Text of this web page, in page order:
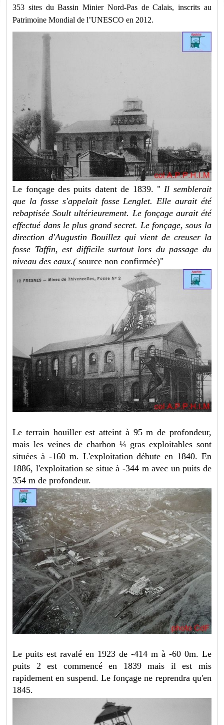
353 sites du Bassin Minier Nord-Pas de Calais, inscrits au
Patrimoine Mondial de l’UNESCO en 2012.
Le fonçage des puits datent de 1839. " Il semblerait
que la fosse s'appelait fosse Lenglet. Elle aurait été
rebaptisée Soult ultérieurement. Le fonçage aurait été
effectué dans le plus grand secret. Le fonçage, sous la
direction d'Augustin Bouillez qui vient de creuser la
fosse Taffin, est difficile surtout lors du passage du
niveau des eaux.(source non confirmée)"
Le terrain houiller est atteint à 95 m de profondeur,
mais les veines de charbon ¼ gras exploitables sont
situées à -160 m. L'exploitation débute en 1840. En
1886, l'exploitation se situe à -344 m avec un puits de
354 m de profondeur.
Le puits est ravalé en 1923 de -414 m à -60 0m. Le
puits 2 est commencé en 1839 mais il est mis
rapidement en suspend. Le fonçage ne reprendra qu'en
1845.